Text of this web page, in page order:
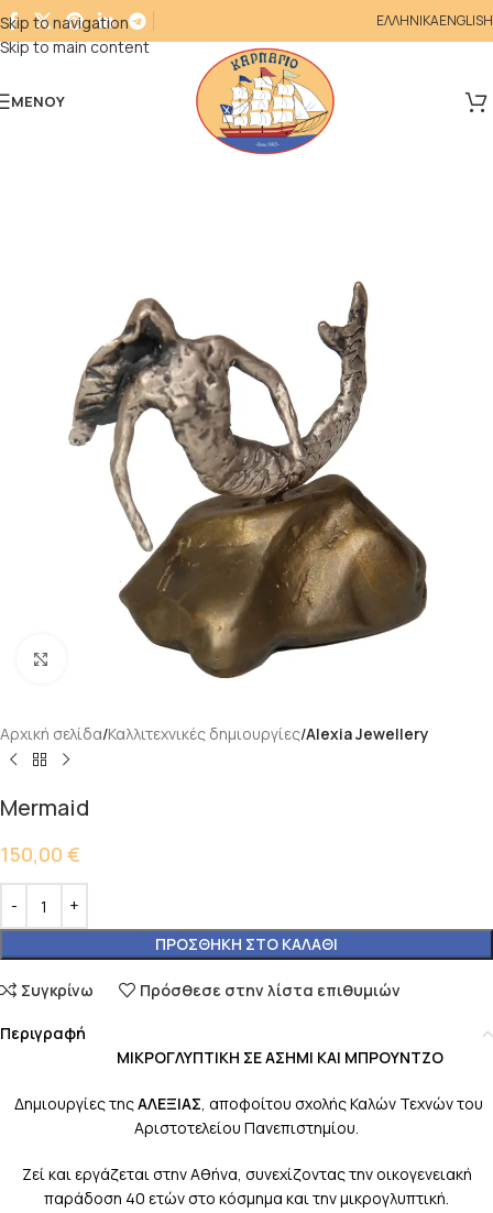
Skip to navigation
Skip to main content
ΕΛΛΗΝΙΚΑENGLISH
ΜΕΝΟΎ
Κάντε κλικ για μεγέθυνση
Αρχική σελίδα Καλλιτεχνικές δημιουργίες Alexia Jewellery
Mermaid
150,00 €
ΠΡΟΣΘΉΚΗ ΣΤΟ ΚΑΛΆΘΙ
Συγκρίνω Πρόσθεσε στην λίστα επιθυμιών
Περιγραφή
ΜΙΚΡΟΓΛΥΠΤΙΚΗ ΣΕ ΑΣΗΜΙ ΚΑΙ ΜΠΡΟΥΝΤΖΟ
Δημιουργίες τηςΑΛΕΞΙΑΣ, αποφοίτου σχολής Καλών Τεχνών του
Αριστοτελείου Πανεπιστημίου.
Ζεί και εργάζεται στην Αθήνα, συνεχίζοντας την οικογενειακή
παράδοση 40 ετών στο κόσμημα και την μικρογλυπτική.